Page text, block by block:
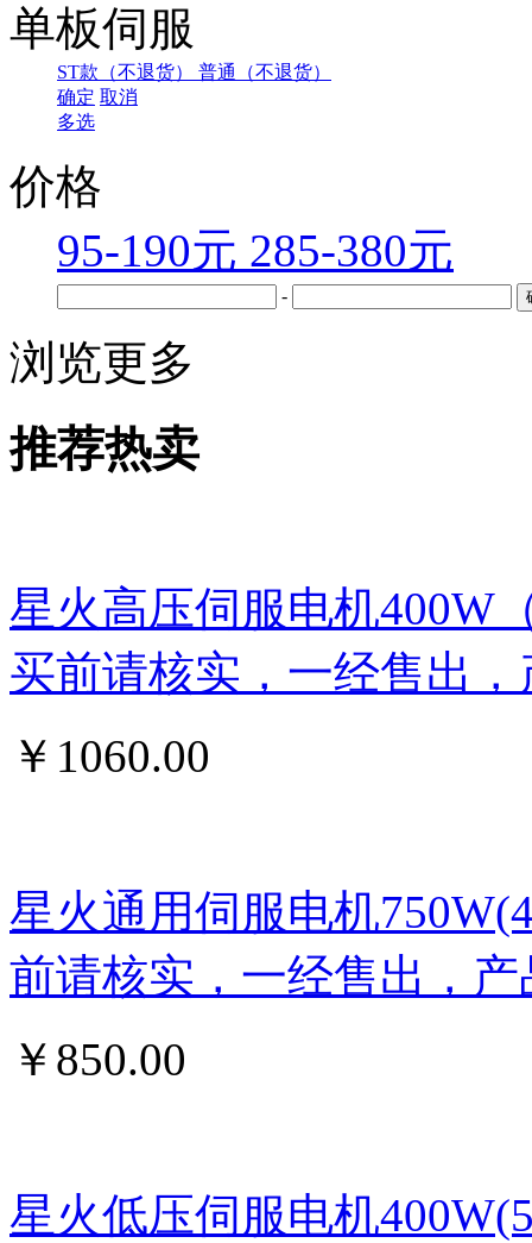
单板伺服
ST款（不退货）
普通（不退货）
确定 取消
多选
价格
95-190元 285-380元
-
浏览更多
推荐热卖
星火高压伺服电机400W
买前请核实，一经售出
￥ 1060.00
星火通用伺服电机
前请核实，一经售出，
￥ 850.00
星火低压伺服电机